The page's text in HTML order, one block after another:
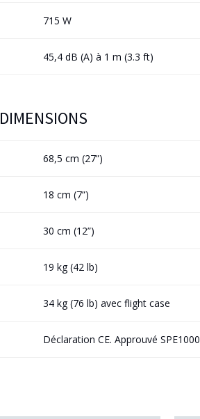
715 W
45,4 dB (A) à 1 m (3.3 ft)
DIMENSIONS
68,5 cm (27”)
18 cm (7”)
30 cm (12”)
19 kg (42 lb)
34 kg (76 lb) avec flight case
Déclaration CE. Approuvé SPE1000